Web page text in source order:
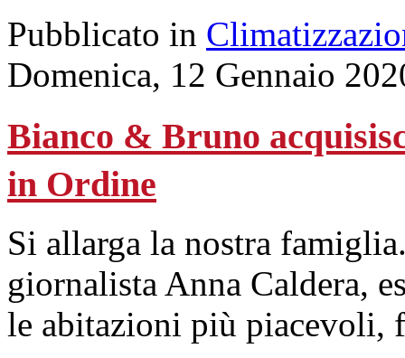
Pubblicato in
Domenica, 12 Gennaio
Bianco & Bruno
in Ordine
Si allarga la nostra
giornalista Anna Caldera,
le abitazioni più piacevoli,